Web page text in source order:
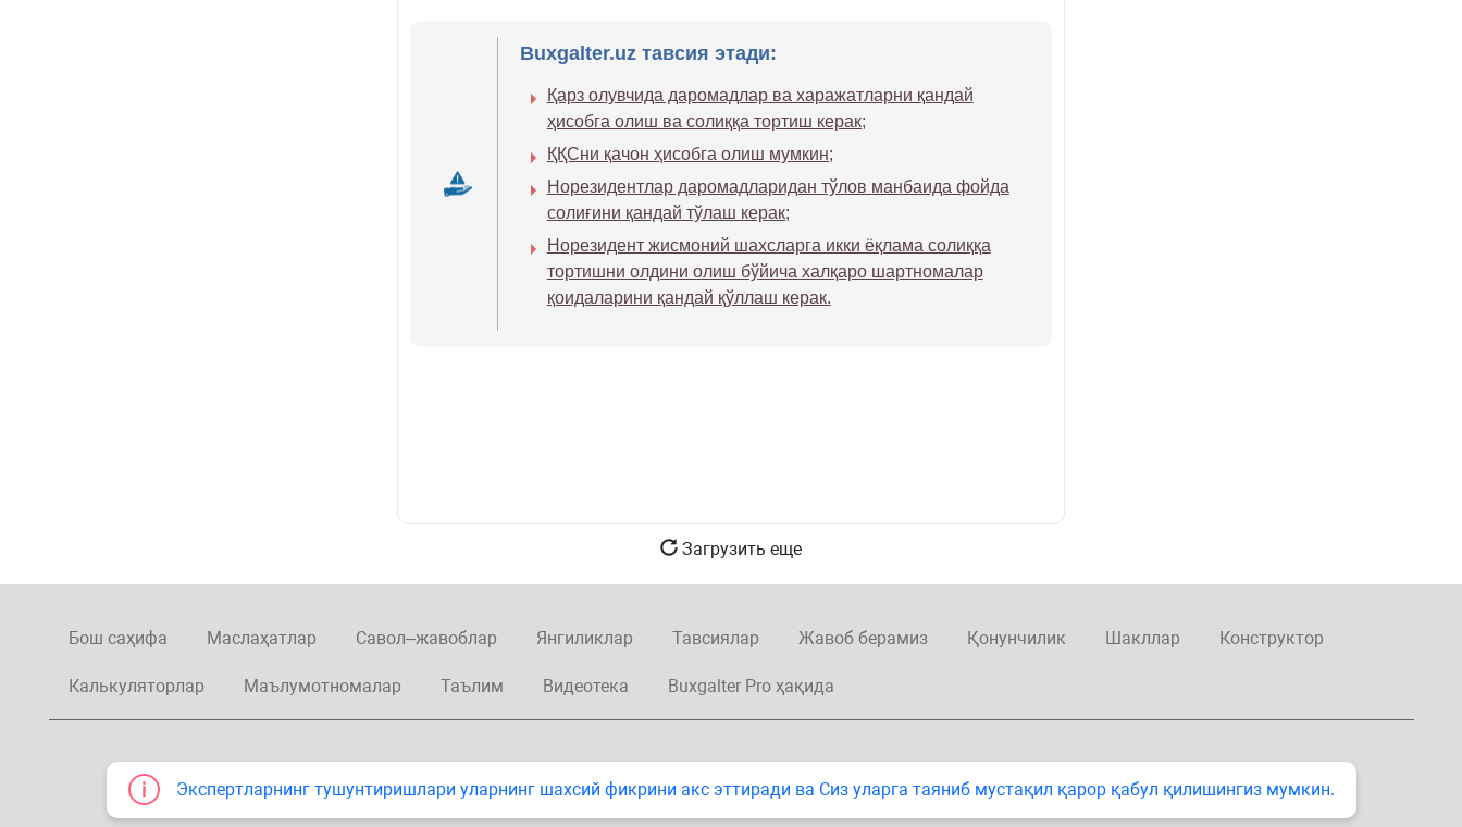
Buxgalter.uz тавсия этади:
Қарз олувчида даромадлар ва харажатларни қандай
ҳисобга олиш ва солиққа тортиш керак;
ҚҚСни қачон ҳисобга олиш мумкин;
Норезидентлар даромадларидан тўлов манбаида фойда
солиғини қандай тўлаш керак;
Норезидент жисмоний шахсларга икки ёқлама солиққа
тортишни олдини олиш бўйича халқаро шартномалар
қоидаларини қандай қўллаш керак.
Загрузить еще
Бош саҳифа Маслаҳатлар Савол–жавоблар Янгиликлар Тавсиялар Жавоб берамиз Қонунчилик Шакллар Конструктор
Калькуляторлар Маълумотномалар Таълим Видеотека Buxgalter Pro ҳақида
Экспертларнинг тушунтиришлари уларнинг шахсий фикрини акс эттиради ва Сиз уларга таяниб мустақил қарор қабул қилишингиз мумкин.